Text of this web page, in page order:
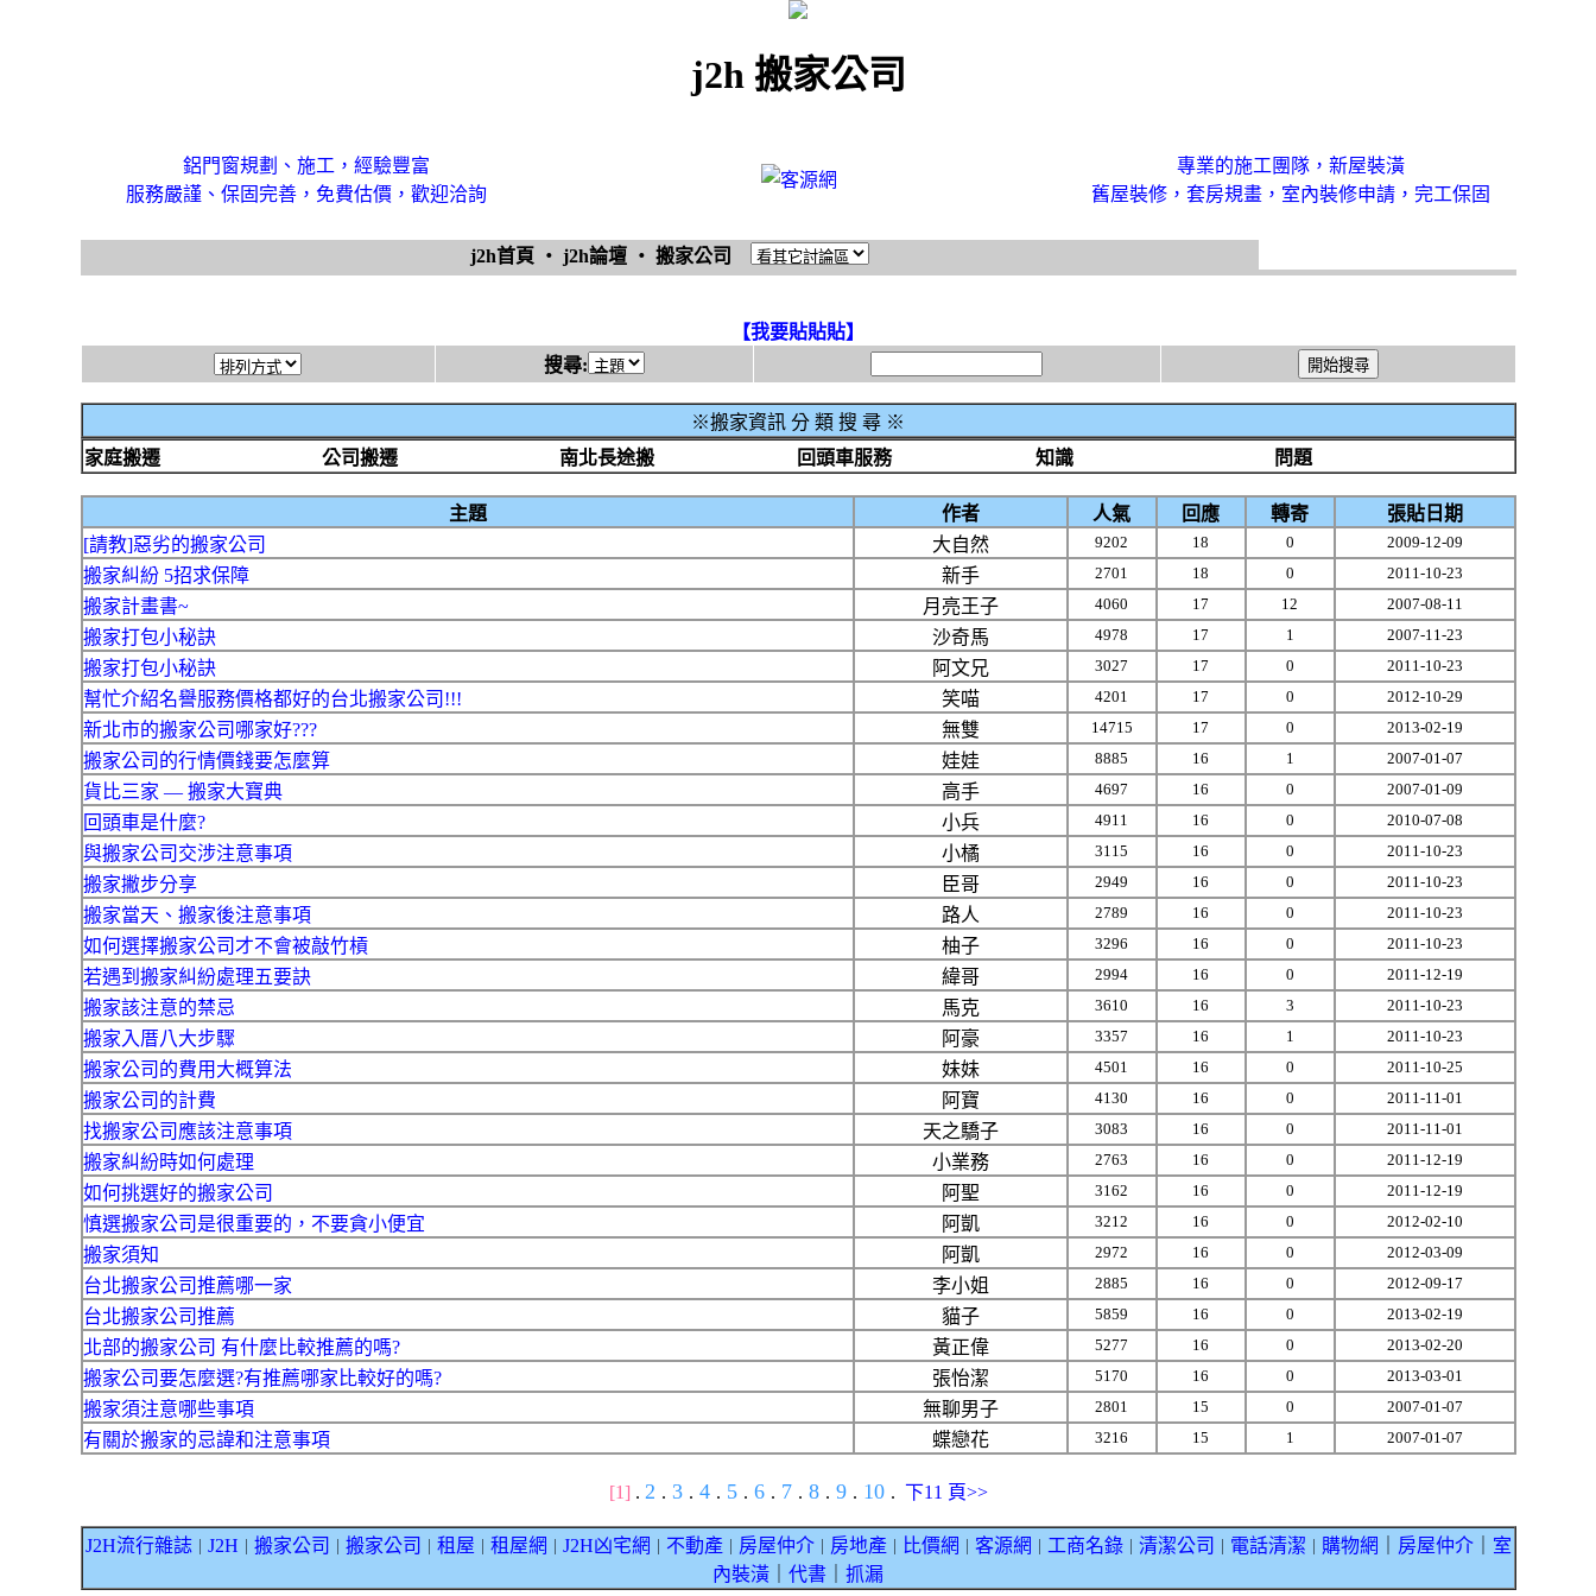
j2h 搬家公司
鋁門窗規劃、施工，經驗豐富
服務嚴謹、保固完善，免費估價，歡迎洽詢
專業的施工團隊，新屋裝潢
舊屋裝修，套房規畫，室內裝修申請，完工保固
j2h首頁 ‧ j2h論壇 ‧ 搬家公司
【我要貼貼貼】
搜尋:
※搬家資訊 分 類 搜 尋 ※
家庭搬遷
公司搬遷 南北長途搬 回頭車服務 知識 問題
主題 作者 人氣 回應 轉寄
張貼日期
[請教]惡劣的搬家公司
大自然 9202 18 0 2009-12-09
搬家糾紛 5招求保障 新手 2701 18 0 2011-10-23
搬家計畫書~ 月亮王子 4060 17 12 2007-08-11
搬家打包小秘訣 沙奇馬 4978 17 1 2007-11-23
搬家打包小秘訣 阿文兄 3027 17 0 2011-10-23
幫忙介紹名譽服務價格都好的台北搬家公司!!! 笑喵 4201 17 0 2012-10-29
新北市的搬家公司哪家好??? 無雙 14715 17 0 2013-02-19
搬家公司的行情價錢要怎麼算 娃娃 8885 16 1 2007-01-07
貨比三家 — 搬家大寶典 高手 4697 16 0 2007-01-09
回頭車是什麼? 小兵 4911 16 0 2010-07-08
與搬家公司交涉注意事項 小橘 3115 16 0 2011-10-23
搬家撇步分享 臣哥 2949 16 0 2011-10-23
搬家當天、搬家後注意事項 路人 2789 16 0 2011-10-23
如何選擇搬家公司才不會被敲竹槓 柚子 3296 16 0 2011-10-23
若遇到搬家糾紛處理五要訣 緯哥 2994 16 0 2011-12-19
搬家該注意的禁忌 馬克 3610 16 3 2011-10-23
搬家入厝八大步驟 阿豪 3357 16 1 2011-10-23
搬家公司的費用大概算法 妹妹 4501 16 0 2011-10-25
搬家公司的計費 阿寶 4130 16 0 2011-11-01
找搬家公司應該注意事項 天之驕子 3083 16 0 2011-11-01
搬家糾紛時如何處理 小業務 2763 16 0 2011-12-19
如何挑選好的搬家公司 阿聖 3162 16 0 2011-12-19
慎選搬家公司是很重要的，不要貪小便宜 阿凱 3212 16 0 2012-02-10
搬家須知 阿凱 2972 16 0 2012-03-09
台北搬家公司推薦哪一家 李小姐 2885 16 0 2012-09-17
台北搬家公司推薦 貓子 5859 16 0 2013-02-19
北部的搬家公司 有什麼比較推薦的嗎? 黃正偉 5277 16 0 2013-02-20
搬家公司要怎麼選?有推薦哪家比較好的嗎? 張怡潔 5170 16 0 2013-03-01
搬家須注意哪些事項 無聊男子 2801 15 0 2007-01-07
有關於搬家的忌諱和注意事項 蝶戀花 3216 15 1 2007-01-07
[1] . 2 . 3 . 4 . 5 . 6 . 7 . 8 . 9 . 10 . 下11 頁>>
J2H流行雜誌 J2H 搬家公司 搬家公司 租屋 租屋網 J2H凶宅網 不動產｜ 房屋仲介｜ 房地產｜ 比價網 客源網 工商名錄｜ 清潔公司 電話清潔 購物網 房屋仲介｜ 室
內裝潢
代書 抓漏